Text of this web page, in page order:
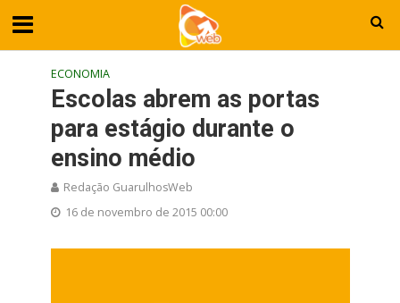
ECONOMIA
Escolas abrem as portas
para estágio durante o
ensino médio
Redação GuarulhosWeb
16 de novembro de 2015 00:00